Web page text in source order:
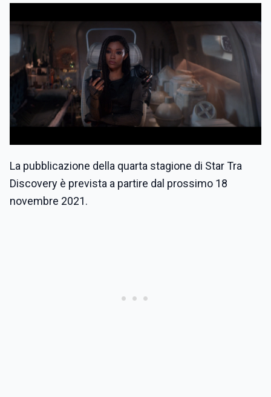
La pubblicazione della quarta stagione di Star Tra
Discovery è prevista a partire dal prossimo 18
novembre 2021.